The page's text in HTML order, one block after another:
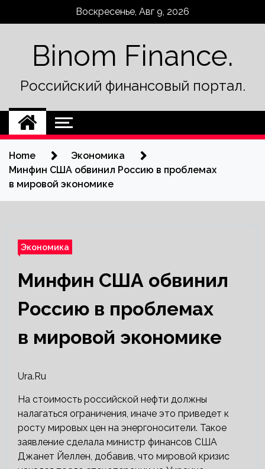
Воскресенье, Авг 9, 2026
Binom Finance.
Российский финансовый портал.
Home
Экономика
Минфин США обвинил Россию в проблемах
в мировой экономике
Экономика
Минфин США обвинил
Россию в проблемах
в мировой экономике
Ura.Ru
На стоимость российской нефти должны
налагаться ограничения, иначе это приведет к
росту мировых цен на энергоносители. Такое
заявление сделала министр финансов США
Джанет Йеллен, добавив, что мировой кризис